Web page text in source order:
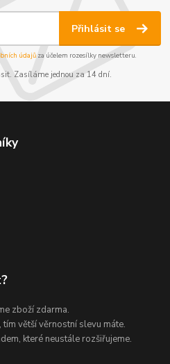
Přihlásit se
údajůza účelem rozesílky newsletteru.
Zasíláme jednou za 14 dní.
zboží zdarma.
tím větší věrnostní slevu máte.
které neustále rozšiřujeme.